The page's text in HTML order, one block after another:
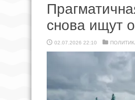
снова ищут
02.07.2026 22:10